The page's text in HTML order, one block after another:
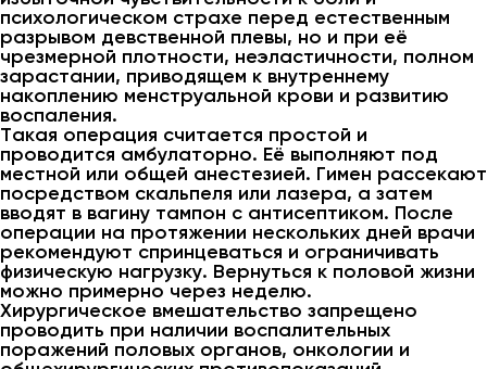
психологическом страхе перед естественным
разрывом девственной плевы, но и при её
чрезмерной плотности, неэластичности, полном
зарастании, приводящем к внутреннему
накоплению менструальной крови и развитию
воспаления.
Такая операция считается простой и
проводится амбулаторно. Её выполняют под
местной или общей анестезией. Гимен рассекают
посредством скальпеля или лазера, а затем
вводят в вагину тампон с антисептиком. После
операции на протяжении нескольких дней врачи
рекомендуют спринцеваться и ограничивать
физическую нагрузку. Вернуться к половой жизни
можно примерно через неделю.
Хирургическое вмешательство запрещено
проводить при наличии воспалительных
поражений половых органов, онкологии и